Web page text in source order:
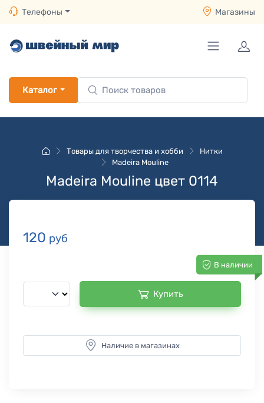
Телефоны Магазины
Каталог
Товары для творчества и хобби
Нитки
Madeira Mouline
Madeira Mouline цвет 0114
120 руб
В наличии
Купить
Наличие в магазинах